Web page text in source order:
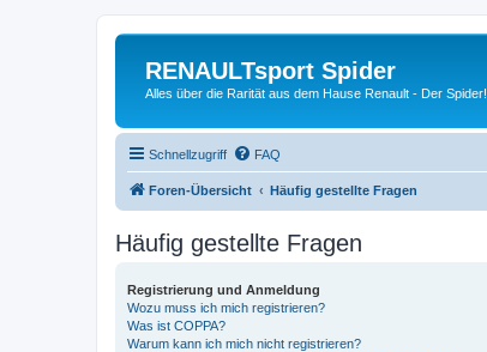
RENAULTsport Spider
Alles über die Rarität aus dem Hause Renault - Der Spider!
Schnellzugriff FAQ
Foren-Übersicht Häufig gestellte Fragen
Häufig gestellte Fragen
Registrierung und Anmeldung
Wozu muss ich mich registrieren?
Was ist COPPA?
Warum kann ich mich nicht registrieren?